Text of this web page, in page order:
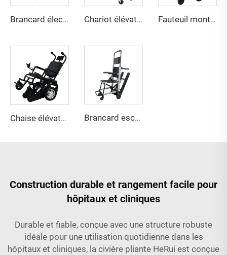
Brancard électrique pour escaliers YHR-LD01 Chariot élévateur à piles YHR-LD03 Fauteuil monte-escalier 2en1 YHR-LD04
Chaise élévatrice électrique YHR-LD06 Brancard escamotable YHR-LD10
Construction durable et rangement facile pour
hôpitaux et cliniques
Durable et fiable, conçue avec une structure robuste
idéale pour une utilisation quotidienne dans les
hôpitaux et cliniques, la civière pliante HeRui est conçue